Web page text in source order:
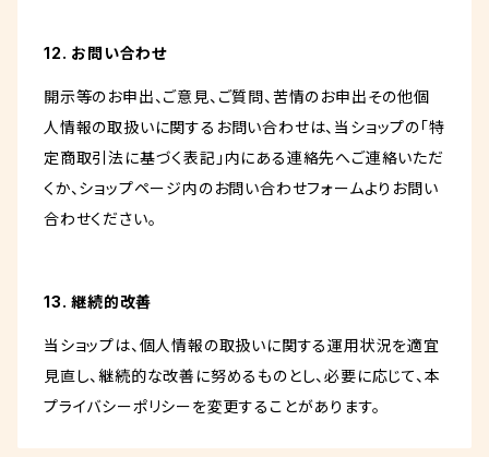
12. お問い合わせ
開示等のお申出、ご意見、ご質問、苦情のお申出その他個
人情報の取扱いに関するお問い合わせは、当ショップの「特
定商取引法に基づく表記」内にある連絡先へご連絡いただ
くか、ショップページ内のお問い合わせフォームよりお問い
合わせください。
13. 継続的改善
当ショップは、個人情報の取扱いに関する運用状況を適宜
見直し、継続的な改善に努めるものとし、必要に応じて、本
プライバシーポリシーを変更することがあります。